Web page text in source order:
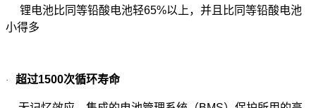
锂电池比同等铅酸电池轻65%以上，并且比同等铅酸电池
小得多
· 超过1500次循环寿命